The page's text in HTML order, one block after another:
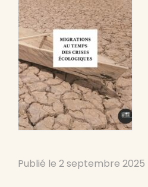
Publié le 2 septembre 2025